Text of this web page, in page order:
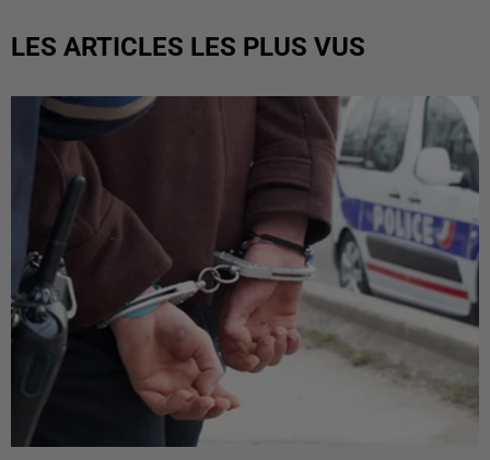
LES ARTICLES LES PLUS VUS